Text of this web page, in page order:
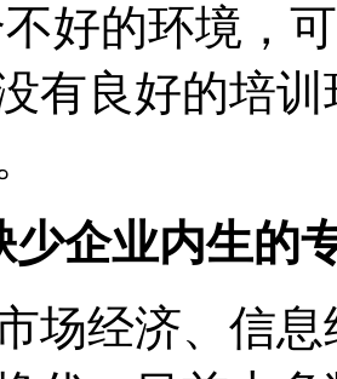
好的环境，
有良好的培
少企业内生的
经济、信息